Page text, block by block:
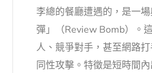
李總的餐廳遭遇的，是一
彈」（Review Bomb）。
人、競爭對手，甚至網路
同性攻擊。特徵是短時間